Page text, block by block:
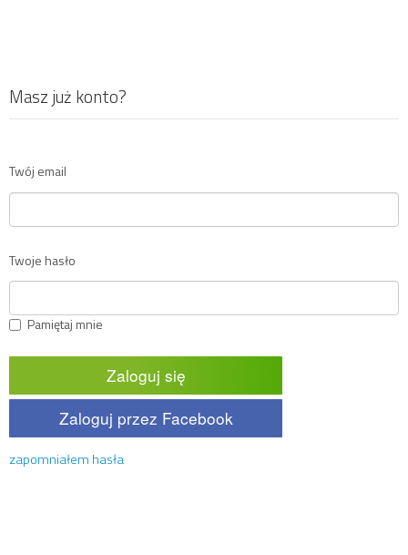
Masz już konto?
Twój email
Twoje hasło
Pamiętaj mnie
Zaloguj się
Zaloguj przez Facebook
zapomniałem hasła